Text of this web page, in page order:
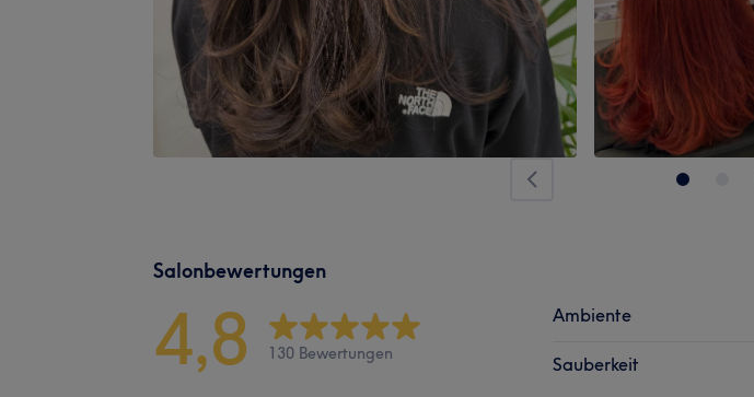
Salonbewertungen
4,8 130 Bewertungen
Ambiente
Sauberkeit